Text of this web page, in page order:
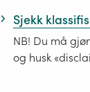
Sjekk
NB! Du må
og husk